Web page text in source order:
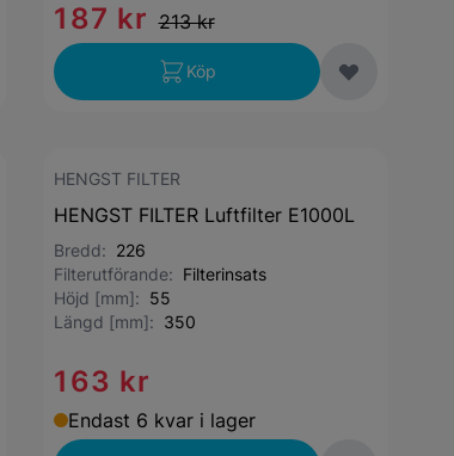
187 kr 213 kr
Köp
HENGST FILTER
HENGST FILTER Luftfilter E1000L
Bredd: 226
Filterutförande: Filterinsats
Höjd [mm]: 55
Längd [mm]: 350
163 kr
Endast 6 kvar i lager